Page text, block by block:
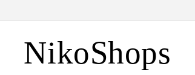
NikoShops